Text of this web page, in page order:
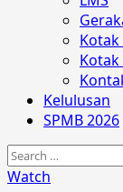
Kotak
Kotak
Kelulusan
SPMB 2026
Search
for:
Watch